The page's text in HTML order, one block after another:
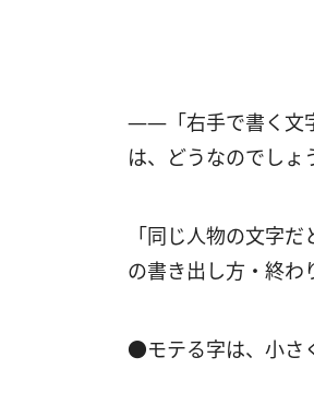
――「右手で書く文
は、どうなのでしょ
「同じ人物の文字
の書き出し方・終わ
●モテる字は、小さ